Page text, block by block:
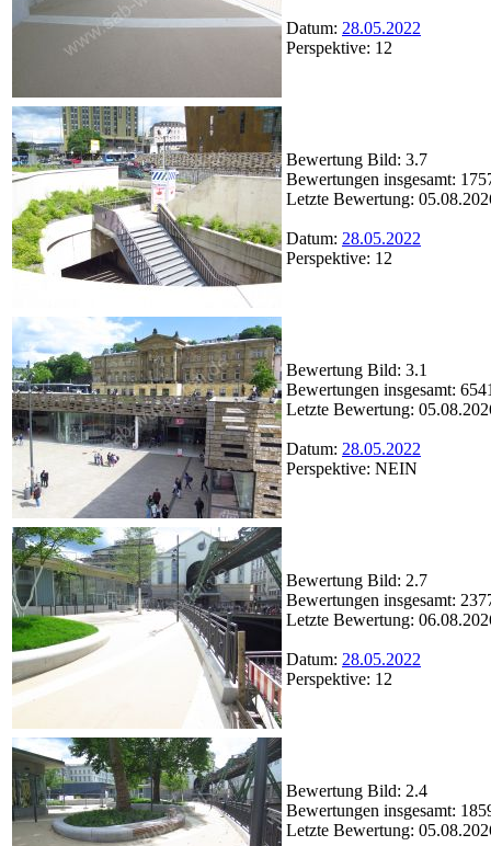
Datum: 28.05.2022
Perspektive: 12
Bewertung Bild: 3.7
Bewertungen insgesamt:
Letzte Bewertung:
Datum: 28.05.2022
Perspektive: 12
Bewertung Bild: 3.1
Bewertungen insgesamt:
Letzte Bewertung:
Datum: 28.05.2022
Perspektive: NEIN
Bewertung Bild: 2.7
Bewertungen insgesamt:
Letzte Bewertung:
Datum: 28.05.2022
Perspektive: 12
Bewertung Bild: 2.4
Bewertungen insgesamt:
Letzte Bewertung: